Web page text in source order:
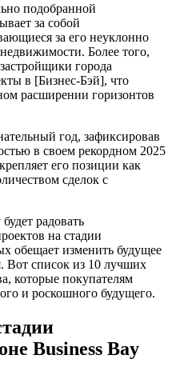
подобранной
за собой
за его неуклонно
Более того,
города
в [Бизнес-Бэй], что
расширении горизонтов
год, зафиксировав
в своем рекордном 2025
его позиции как
сделок с
радовать
на стадии
обещает изменить будущее
Вот список из 10 лучших
которые покупателям
и роскошного будущего.
Business Bay